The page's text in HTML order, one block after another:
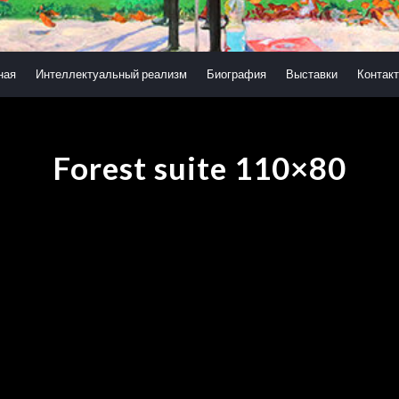
Интеллектуальный реализм Биография Выставки
Forest suite 110×80